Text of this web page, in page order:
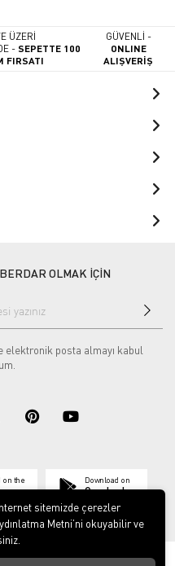
ÜZERİ
-SEPETTE 100
FIRSATI
GÜVENLİ -
ONLINE
ALIŞVERİŞ
OLMAK İÇİN
elektronik posta almayı kabul
on the Download on
Google play
. Tüm hakları saklıdır.
sitemizde çerezler
Metni’ni okuyabilir ve